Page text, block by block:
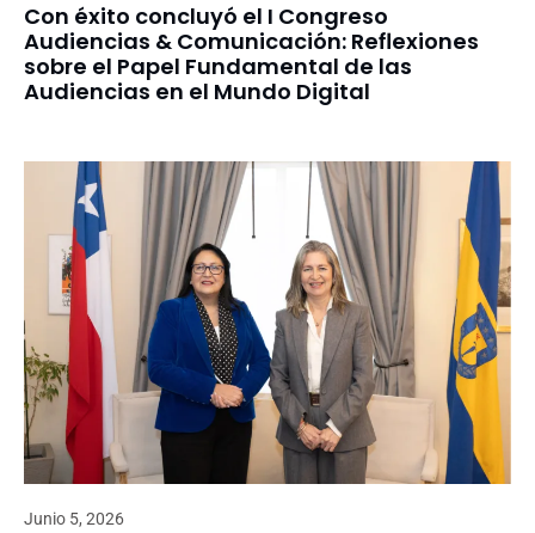
Con éxito concluyó el I Congreso
Audiencias & Comunicación: Reflexiones
sobre el Papel Fundamental de las
Audiencias en el Mundo Digital
Junio 5, 2026